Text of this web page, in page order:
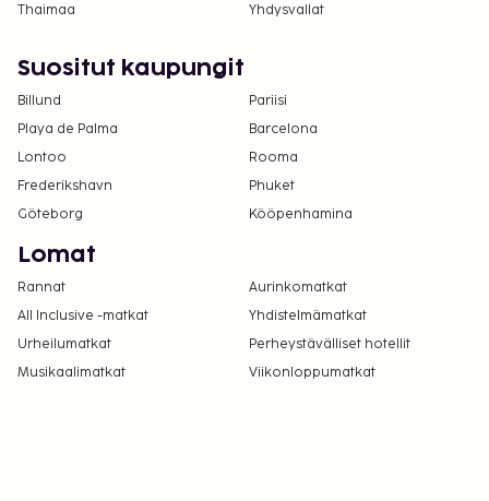
Thaimaa
Yhdysvallat
Suositut kaupungit
Billund
Pariisi
Playa de Palma
Barcelona
Lontoo
Rooma
Frederikshavn
Phuket
Göteborg
Kööpenhamina
Lomat
Rannat
Aurinkomatkat
All Inclusive -matkat
Yhdistelmämatkat
Urheilumatkat
Perheystävälliset hotellit
Musikaalimatkat
Viikonloppumatkat